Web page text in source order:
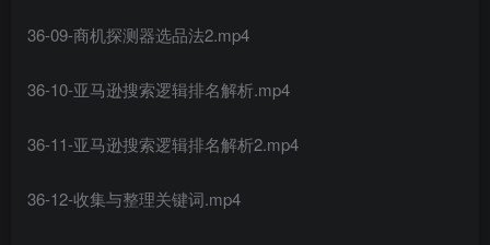
36-09-商机探测器选品法2.mp4
36-10-亚马逊搜索逻辑排名解析.mp4
36-11-亚马逊搜索逻辑排名解析2.mp4
36-12-收集与整理关键词.mp4